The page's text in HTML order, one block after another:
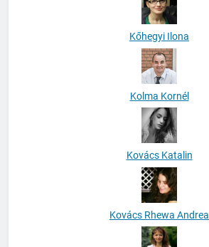
Kőhegyi Ilona
Kolma Kornél
Kovács Katalin
Kovács Rhewa Andrea